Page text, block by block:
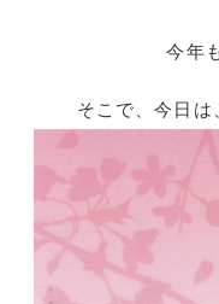
今年
そこで、今日は